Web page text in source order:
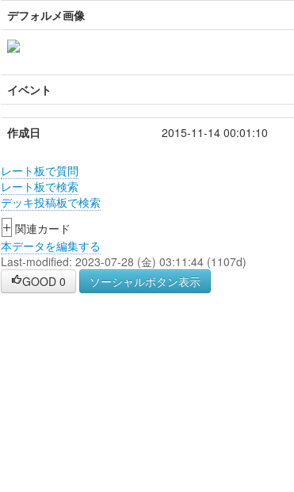
デフォルメ画像
イベント
作成日 2015-11-14 00:01:10
レート板で質問
レート板で検索
デッキ投稿板で検索
+ 関連カード
本データを編集する
Last-modified: 2023-07-28 (金) 03:11:44 (1107d)
GOOD 0 ソーシャルボタン表示